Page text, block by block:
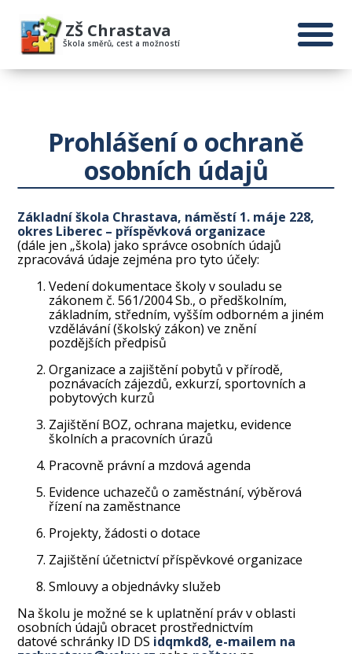
ZŠ Chrastava
Škola směrů, cest a možností
Prohlášení o ochraně
osobních údajů
Základní škola Chrastava, náměstí 1. máje 228,
okres Liberec – příspěvková organizace
(dále jen „škola) jako správce osobních údajů
zpracovává údaje zejména pro tyto účely:
Vedení dokumentace školy v souladu se
zákonem č. 561/2004 Sb., o předškolním,
základním, středním, vyšším odborném a jiném
vzdělávání (školský zákon) ve znění
pozdějších předpisů
Organizace a zajištění pobytů v přírodě,
poznávacích zájezdů, exkurzí, sportovních a
pobytových kurzů
Zajištění BOZ, ochrana majetku, evidence
školních a pracovních úrazů
Pracovně právní a mzdová agenda
Evidence uchazečů o zaměstnání, výběrová
řízení na zaměstnance
Projekty, žádosti o dotace
Zajištění účetnictví příspěvkové organizace
Smlouvy a objednávky služeb
Na školu je možné se k uplatnění práv v oblasti
osobních údajů obracet prostřednictvím
datové schránky ID DS idqmkd8, e-mailem na